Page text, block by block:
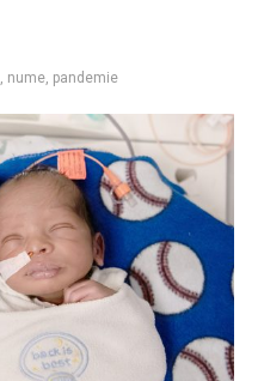
, nume, pandemie